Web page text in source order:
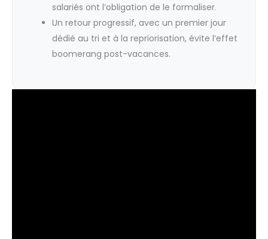
salariés ont l’obligation de le formaliser.
Un retour progressif, avec un premier jour
dédié au tri et à la repriorisation, évite l’effet
boomerang post-vacances.